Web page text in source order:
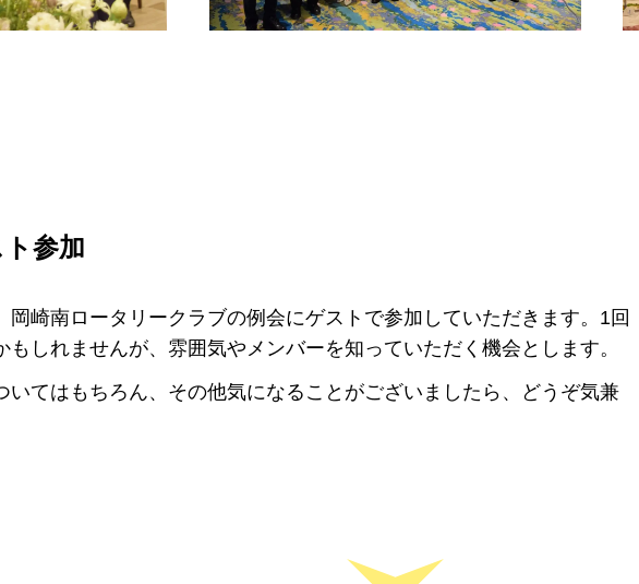
参加
岡崎南ロータリークラブの例会にゲストで参加していただきます。1回
しれませんが、雰囲気やメンバーを知っていただく機会とします。
いてはもちろん、その他気になることがございましたら、どうぞ気兼